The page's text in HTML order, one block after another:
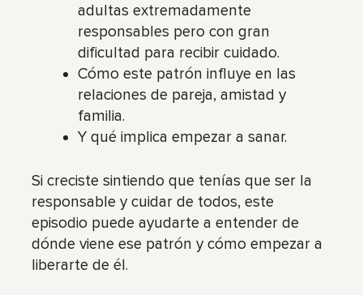
adultas extremadamente
responsables pero con gran
dificultad para recibir cuidado.
Cómo este patrón influye en las
relaciones de pareja, amistad y
familia.
Y qué implica empezar a sanar.
Si creciste sintiendo que tenías que ser la
responsable y cuidar de todos, este
episodio puede ayudarte a entender de
dónde viene ese patrón y cómo empezar a
liberarte de él.